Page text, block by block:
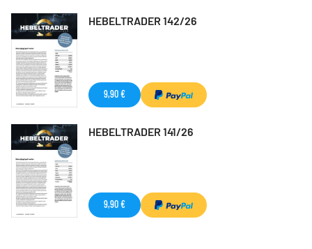
HEBELTRADER 142/26
9,90 €
HEBELTRADER 141/26
9,90 €